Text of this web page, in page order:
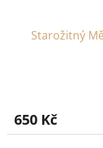
Starožitný
650 Kč